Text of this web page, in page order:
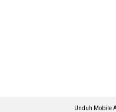
Unduh Mobile